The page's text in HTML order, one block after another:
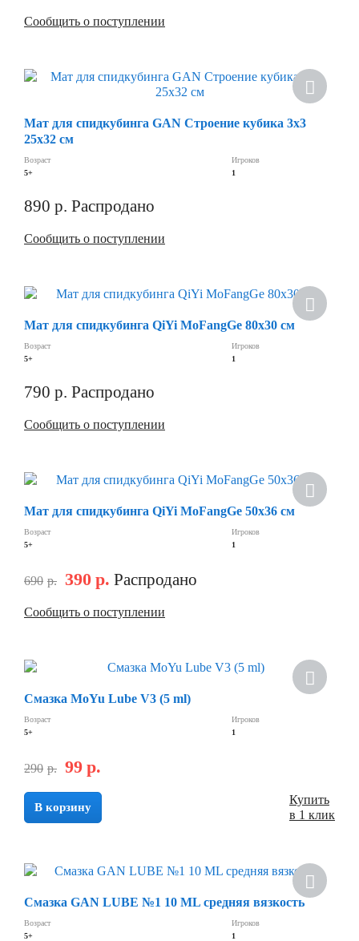
Сообщить о поступлении
Мат для спидкубинга GAN Строение кубика 3х3
25x32 см
Возраст
5+
Игроков
1
890 р. Распродано
Сообщить о поступлении
Мат для спидкубинга QiYi MoFangGe 80х30 см
Возраст
5+
Игроков
1
790 р. Распродано
Сообщить о поступлении
Мат для спидкубинга QiYi MoFangGe 50х36 см
Возраст
5+
Игроков
1
690 р. 390 р. Распродано
Сообщить о поступлении
Смазка MoYu Lube V3 (5 ml)
Возраст
5+
Игроков
1
290 р. 99 р.
В корзину
Купить
в 1 клик
Смазка GAN LUBE №1 10 ML средняя вязкость
Возраст
5+
Игроков
1